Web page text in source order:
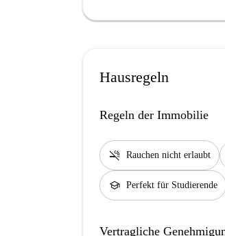
Hausregeln
Regeln der Immobilie
smoke_free Rauchen nicht erlaubt
school Perfekt für Studierende
Vertragliche